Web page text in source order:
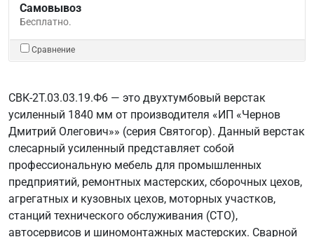
Самовывоз
Бесплатно.
Сравнение
СВК-2Т.03.03.19.Ф6 — это двухтумбовый верстак
усиленный 1840 мм от производителя «ИП «Чернов
Дмитрий Олегович»» (серия Святогор). Данный верстак
слесарный усиленный представляет собой
профессиональную мебель для промышленных
предприятий, ремонтных мастерских, сборочных цехов,
агрегатных и кузовных цехов, моторных участков,
станций технического обслуживания (СТО),
автосервисов и шиномонтажных мастерских. Сварной